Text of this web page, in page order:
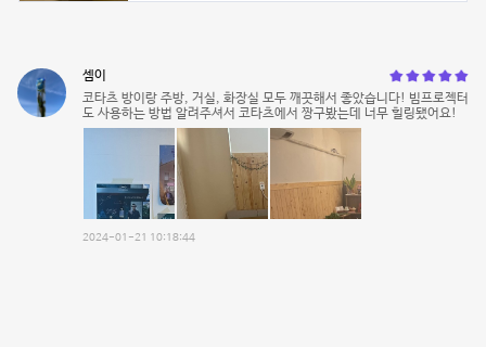
셈이
코타츠 방이랑 주방, 거실, 화장실 모두 깨끗해서 좋았습니다! 빔프로젝터
도 사용하는 방법 알려주셔서 코타츠에서 짱구봤는데 너무 힐링됐어요!
2024-01-21 10:18:44